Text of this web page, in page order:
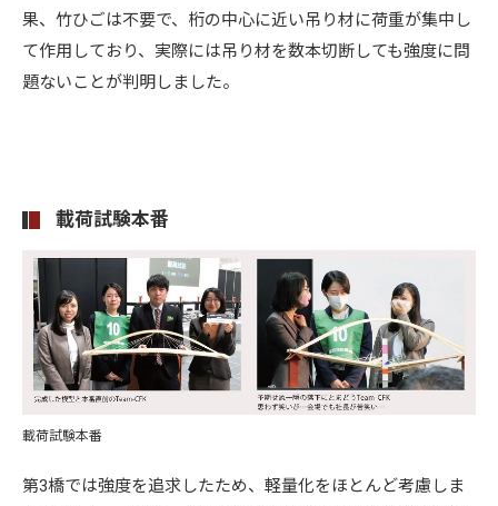
果、竹ひごは不要で、桁の中心に近い吊り材に荷重が集中し
て作用しており、実際には吊り材を数本切断しても強度に問
題ないことが判明しました。
載荷試験本番
載荷試験本番
第3橋では強度を追求したため、軽量化をほとんど考慮しま